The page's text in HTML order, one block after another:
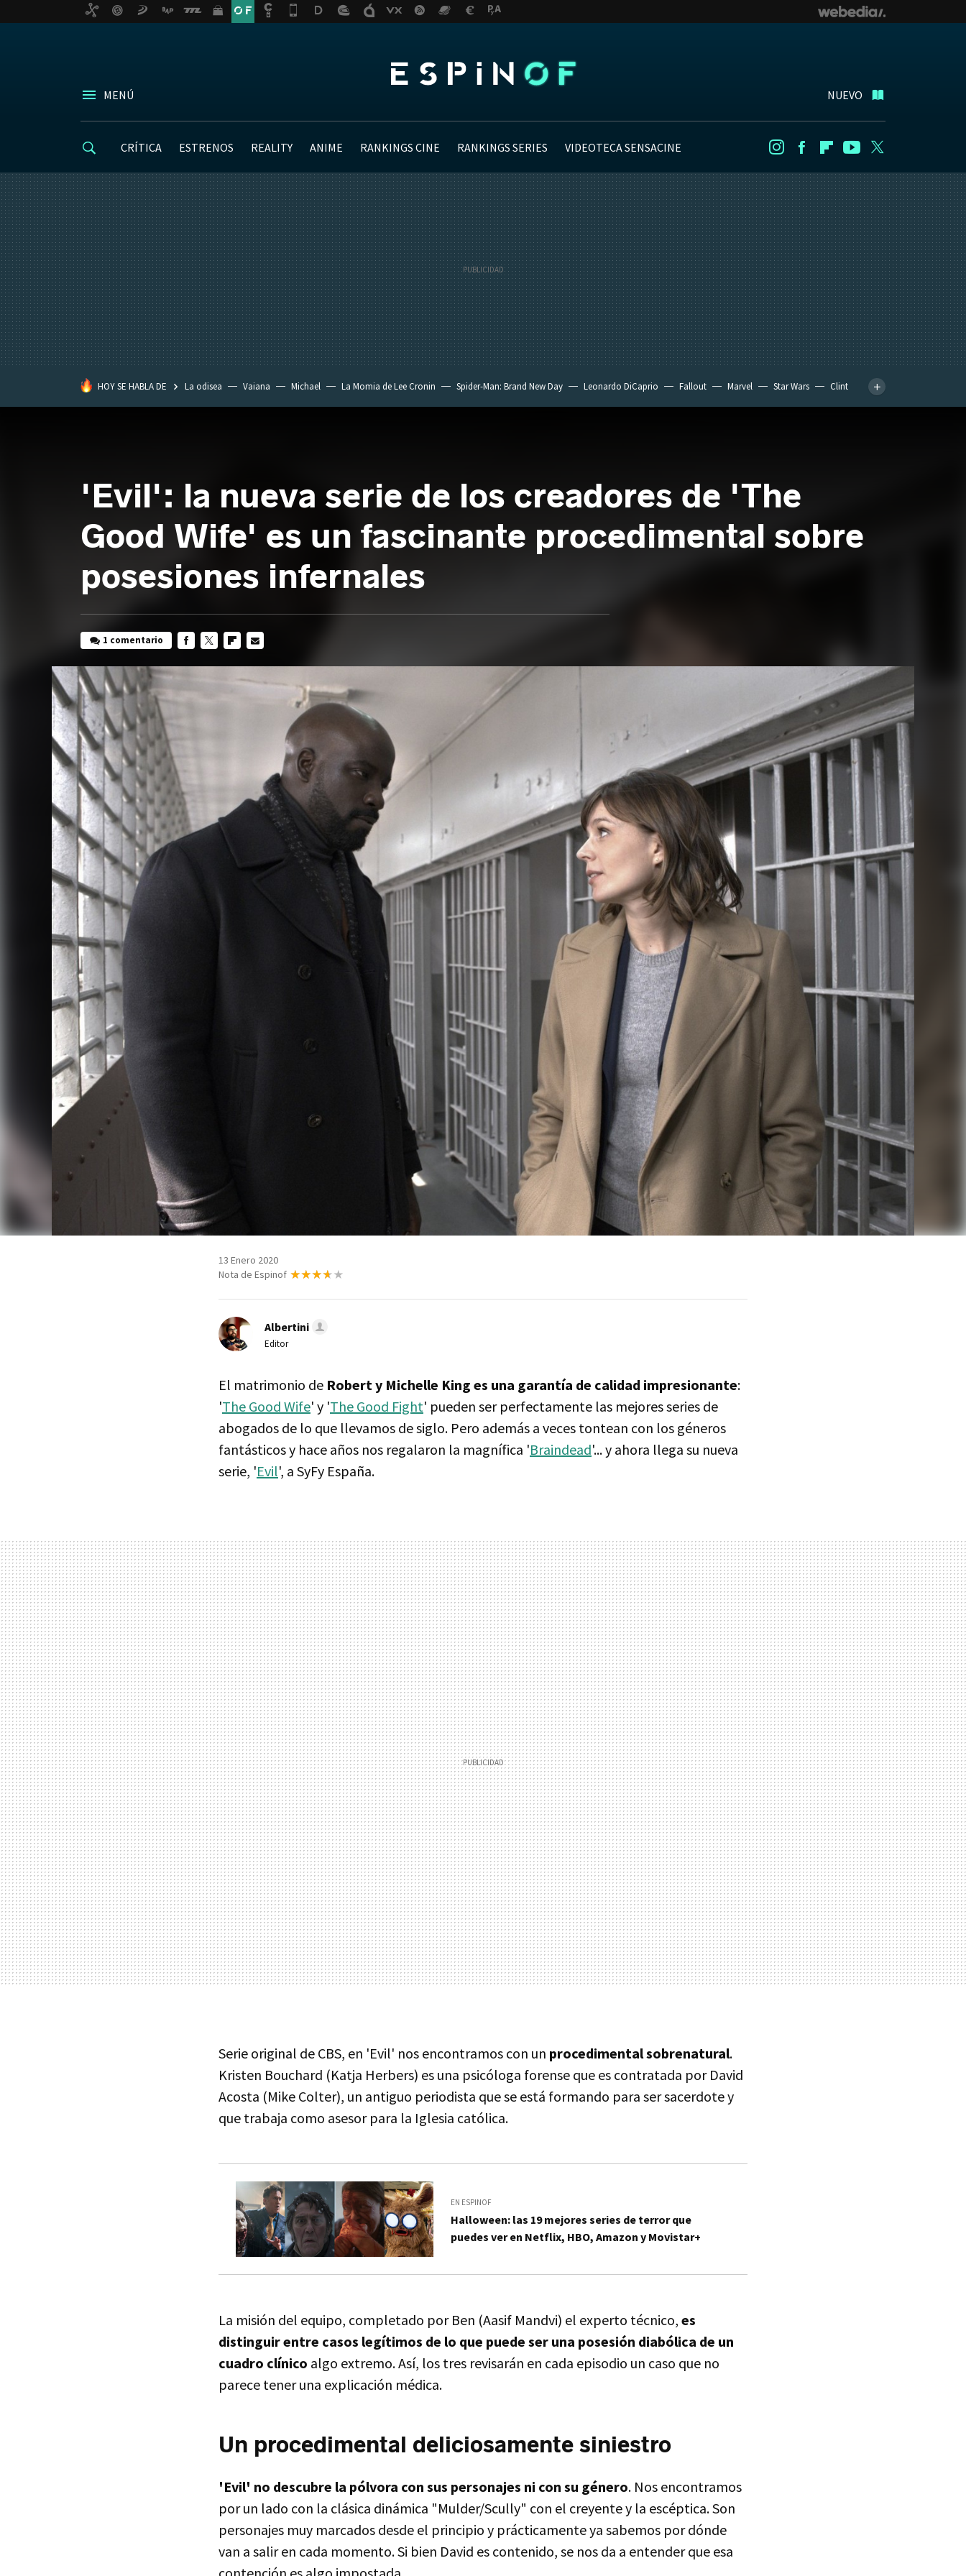
MENÚ NUEVO
CRÍTICA ESTRENOS REALITY ANIME RANKINGS CINE RANKINGS SERIES VIDEOTECA SENSACINE InstagramFacebookFlipboard
Youtube
HOY SE HABLA DE La odisea Vaiana Michael La Momia de Lee Cronin Spider-Man: Brand New Day Leonardo DiCaprio Fallout Marvel Star Wars
Clint
'Evil': la nueva serie de los creadores de 'The
Good Wife' es un fascinante procedimental sobre
posesiones infernales
1 comentario
13 Enero 2020
Nota de Espinof
Albertini
Editor
El matrimonio de Robert y Michelle King es una garantía de calidad impresionante:
'The Good Wife' y 'The Good Fight' pueden ser perfectamente las mejores series de
abogados de lo que llevamos de siglo. Pero además a veces tontean con los géneros
fantásticos y hace años nos regalaron la magnífica 'Braindead'... y ahora llega su nueva
serie, 'Evil', a SyFy España.
Serie original de CBS, en 'Evil' nos encontramos con un procedimental sobrenatural.
Kristen Bouchard (Katja Herbers) es una psicóloga forense que es contratada por David
Acosta (Mike Colter), un antiguo periodista que se está formando para ser sacerdote y
que trabaja como asesor para la Iglesia católica.
EN ESPINOF
Halloween: las 19 mejores series de terror que
puedes ver en Netflix, HBO, Amazon y Movistar+
La misión del equipo, completado por Ben (Aasif Mandvi) el experto técnico, es
distinguir entre casos legítimos de lo que puede ser una posesión diabólica de un
cuadro clínico algo extremo. Así, los tres revisarán en cada episodio un caso que no
parece tener una explicación médica.
Un procedimental deliciosamente siniestro
'Evil' no descubre la pólvora con sus personajes ni con su género. Nos encontramos
por un lado con la clásica dinámica "Mulder/Scully" con el creyente y la escéptica. Son
personajes muy marcados desde el principio y prácticamente ya sabemos por dónde
van a salir en cada momento. Si bien David es contenido, se nos da a entender que esa